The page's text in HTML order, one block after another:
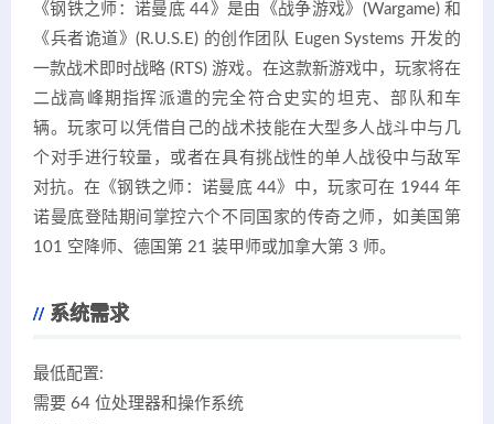
《钢铁之师：诺曼底 44》是由《战争游戏》(Wargame) 和
《兵者诡道》(R.U.S.E) 的创作团队 Eugen Systems 开发的
一款战术即时战略 (RTS) 游戏。在这款新游戏中，玩家将在
二战高峰期指挥派遣的完全符合史实的坦克、部队和车
辆。玩家可以凭借自己的战术技能在大型多人战斗中与几
个对手进行较量，或者在具有挑战性的单人战役中与敌军
对抗。在《钢铁之师：诺曼底 44》中，玩家可在 1944 年
诺曼底登陆期间掌控六个不同国家的传奇之师，如美国第
101 空降师、德国第 21 装甲师或加拿大第 3 师。
系统需求
最低配置:
需要 64 位处理器和操作系统